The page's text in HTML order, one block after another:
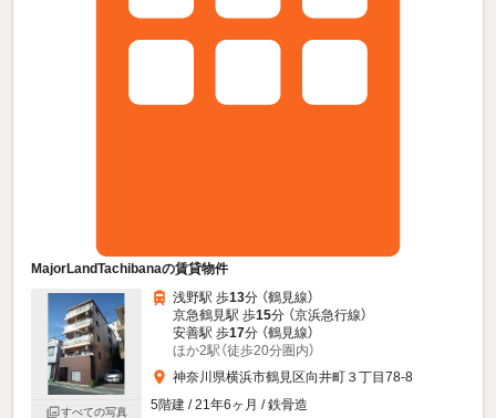
MajorLandTachibanaの賃貸物件
すべての写真
浅野駅 歩13分 （鶴見線）
京急鶴見駅 歩15分 （京浜急行線）
安善駅 歩17分 （鶴見線）
ほか2駅（徒歩20分圏内）
神奈川県横浜市鶴見区向井町３丁目78-8
5階建 / 21年6ヶ月 / 鉄骨造